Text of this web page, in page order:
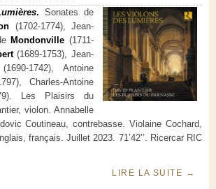
.Sonates de
(1702-1774), Jean-
Mondonville (1711-
(1689-1753), Jean-
1742), Antoine
Charles-Antoine
Les Plaisirs du
violon. Annabelle
Coutineau, contrebasse. Violaine Cochard,
français. Juillet 2023. 71’42’’. Ricercar RIC
LIRE LA SUITE →